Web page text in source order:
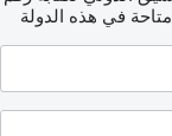
في هذه الدولة